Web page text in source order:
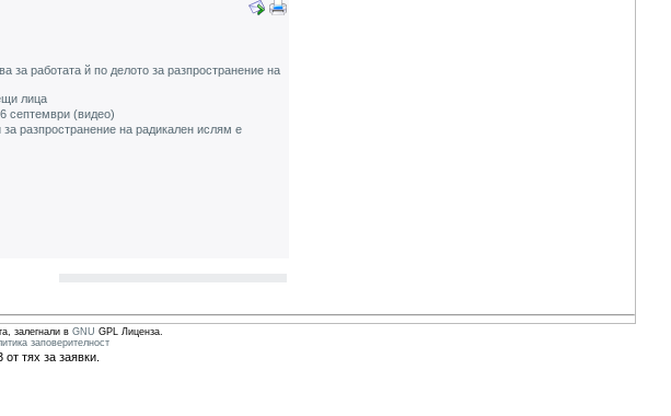
за работата й по делото за разпространение на
лица
септември (видео)
разпространение на радикален ислям е
залегнали в GNU GPL Лиценза.
заповерителност
тях за заявки.